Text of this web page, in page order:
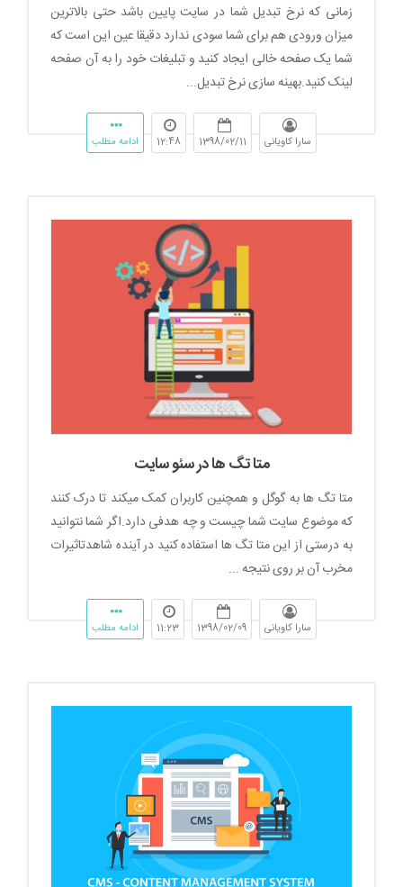
زمانی که نرخ تبدیل شما در سایت پایین باشد حتی بالاترین
میزان ورودی هم برای شما سودی ندارد دقیقا عین این است که
شما یک صفحه خالی ایجاد کنید و تبلیغات خود را به آن صفحه
لینک کنید.بهینه سازی نرخ تبدیل...
سارا کاویانی 1398/02/11
12:48 ادامه مطلب
متا تگ ها در سئو سایت
متا تگ ها به گوگل و همچنین کاربران کمک میکند تا درک کنند
که موضوع سایت شما چیست و چه هدفی دارد.اگر شما نتوانید
به درستی از این متا تگ ها استفاده کنید در آینده شاهدتاثیرات
مخرب آن بر روی نتیجه ...
سارا کاویانی 1398/02/09
11:23 ادامه مطلب